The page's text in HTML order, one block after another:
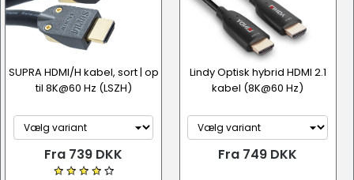
SUPRA HDMI/H kabel, sort | op
til 8K@60 Hz (LSZH)
Fra 739 DKK
Lindy Optisk hybrid HDMI 2.1
kabel (8K@60 Hz)
Fra 749 DKK